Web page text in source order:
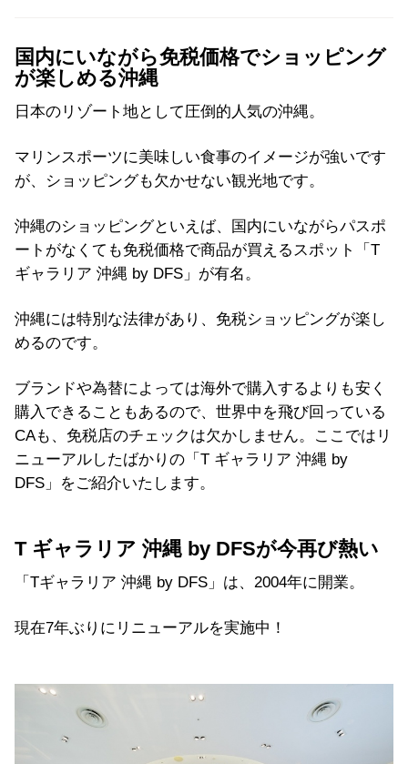
国内にいながら免税価格でショッピング
が楽しめる沖縄
日本のリゾート地として圧倒的人気の沖縄。
マリンスポーツに美味しい食事のイメージが強いです
が、ショッピングも欠かせない観光地です。
沖縄のショッピングといえば、国内にいながらパスポ
ートがなくても免税価格で商品が買えるスポット「T
ギャラリア 沖縄 by DFS」が有名。
沖縄には特別な法律があり、免税ショッピングが楽し
めるのです。
ブランドや為替によっては海外で購入するよりも安く
購入できることもあるので、世界中を飛び回っている
CAも、免税店のチェックは欠かしません。ここではリ
ニューアルしたばかりの「T ギャラリア 沖縄 by
DFS」をご紹介いたします。
T ギャラリア 沖縄 by DFSが今再び熱い
「Tギャラリア 沖縄 by DFS」は、2004年に開業。
現在7年ぶりにリニューアルを実施中！